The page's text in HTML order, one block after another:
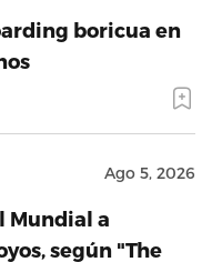
boricua en
Ago 5, 2026
Mundial a
según "The